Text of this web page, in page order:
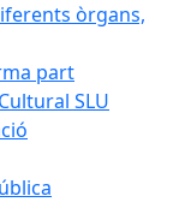
òrgans,
part
SLU